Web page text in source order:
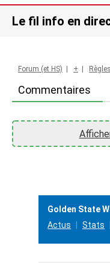
Le fil info en
Commentaires
Forum (et HS) +
Golden State
Actus
Stats